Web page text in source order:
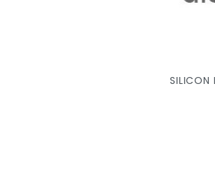
SILICON